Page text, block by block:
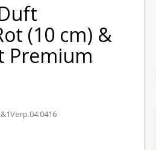
(10 cm) &
Premium